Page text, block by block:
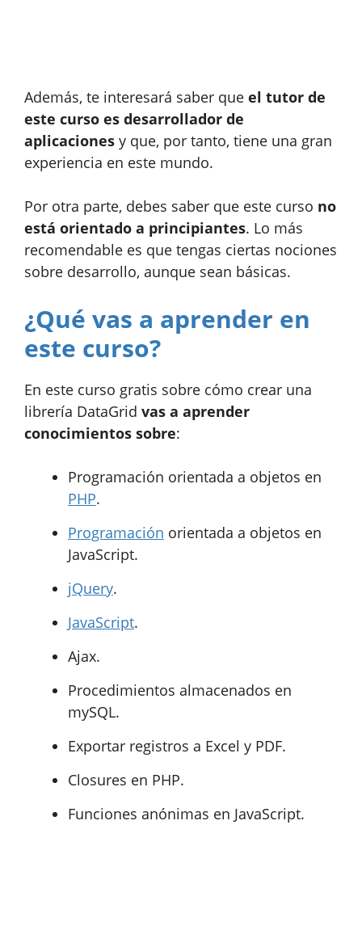
Además, te interesará saber que el tutor de
este curso es desarrollador de
aplicaciones y que, por tanto, tiene una gran
experiencia en este mundo.
Por otra parte, debes saber que este curso no
está orientado a principiantes. Lo más
recomendable es que tengas ciertas nociones
sobre desarrollo, aunque sean básicas.
¿Qué vas a aprender en
este curso?
En este curso gratis sobre cómo crear una
librería DataGrid vas a aprender
conocimientos sobre:
Programación orientada a objetos en
PHP.
Programación orientada a objetos en
JavaScript.
jQuery.
JavaScript.
Ajax.
Procedimientos almacenados en
mySQL.
Exportar registros a Excel y PDF.
Closures en PHP.
Funciones anónimas en JavaScript.